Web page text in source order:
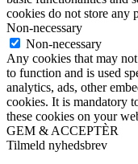
cookies do not store any
Non-necessary
Non-necessary
Any cookies that may
to function and is used
analytics, ads, other
cookies. It is mandatory
these cookies on your
GEM & ACCEPTÈR
Tilmeld nyhedsbrev